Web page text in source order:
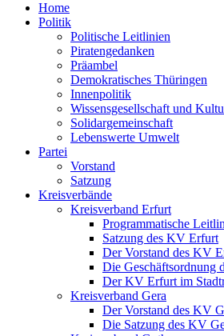
Home
Politik
Politische Leitlinien
Piratengedanken
Präambel
Demokratisches Thüringen
Innenpolitik
Wissensgesellschaft und
Solidargemeinschaft
Lebenswerte Umwelt
Partei
Vorstand
Satzung
Kreisverbände
Kreisverband Erfurt
Programmatische
Satzung des KV Erfurt
Der Vorstand des KV
Die Geschäftsordnung
Der KV Erfurt im
Kreisverband Gera
Der Vorstand des KV
Die Satzung des KV